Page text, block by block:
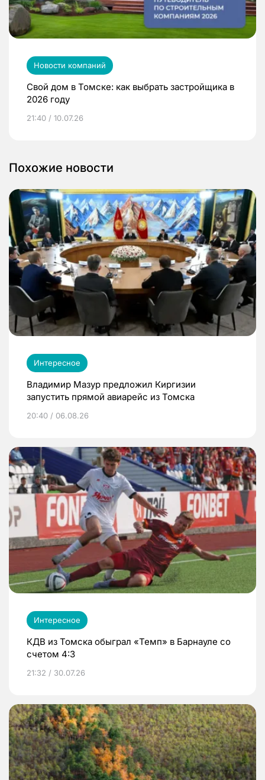
Новости компаний
Свой дом в Томске: как выбрать застройщика в
2026 году
21:40 / 10.07.26
Похожие новости
Интересное
Владимир Мазур предложил Киргизии
запустить прямой авиарейс из Томска
20:40 / 06.08.26
Интересное
КДВ из Томска обыграл «Темп» в Барнауле со
счетом 4:3
21:32 / 30.07.26